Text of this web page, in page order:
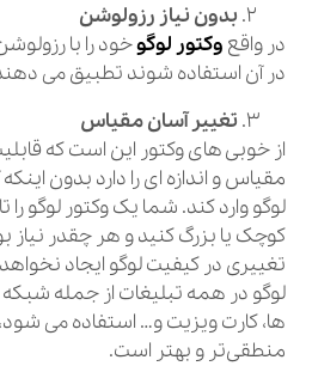
بدون نیاز رزولوشن
در واقع وکتور لوگوخود را با
در آن استفاده شوند تطبیق می‌
تغییر آسان مقیاس
از خوبی های وکتور این است که
مقیاس و اندازه‌ ای را دارد بدون
لوگو وارد کند. شما یک وکتور لوگو
کوچک یا بزرگ کنید و هر چقدر نیاز
تغییری در کیفیت لوگو ایجاد نخواهد
لوگو در همه تبلیغات از جمله شبکه‌
ها، کارت ویزیت و… استفاده می‌ شود،
منطقی‌تر و بهتر است.